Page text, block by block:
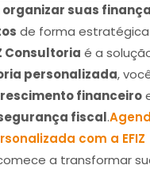
organizar suas
de forma
Consultoria é a
personalizada,
financeiro
fiscal.
com a EFIZ
a transformar